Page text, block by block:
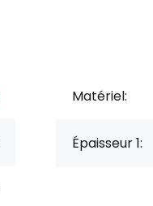
Matériel:
Épaisseur 1: